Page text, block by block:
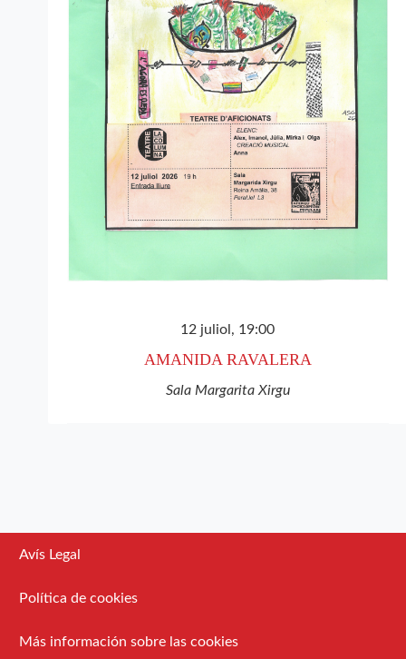
12 juliol, 19:00
AMANIDA RAVALERA
Sala Margarita Xirgu
Avís Legal
Política de cookies
Más información sobre las cookies